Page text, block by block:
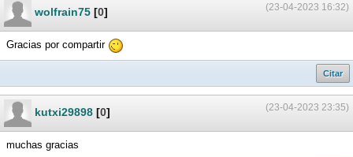
(23-04-2023 16:32)
wolfrain75 [0]
Gracias por compartir
Citar
(23-04-2023 23:35)
kutxi29898 [0]
muchas gracias